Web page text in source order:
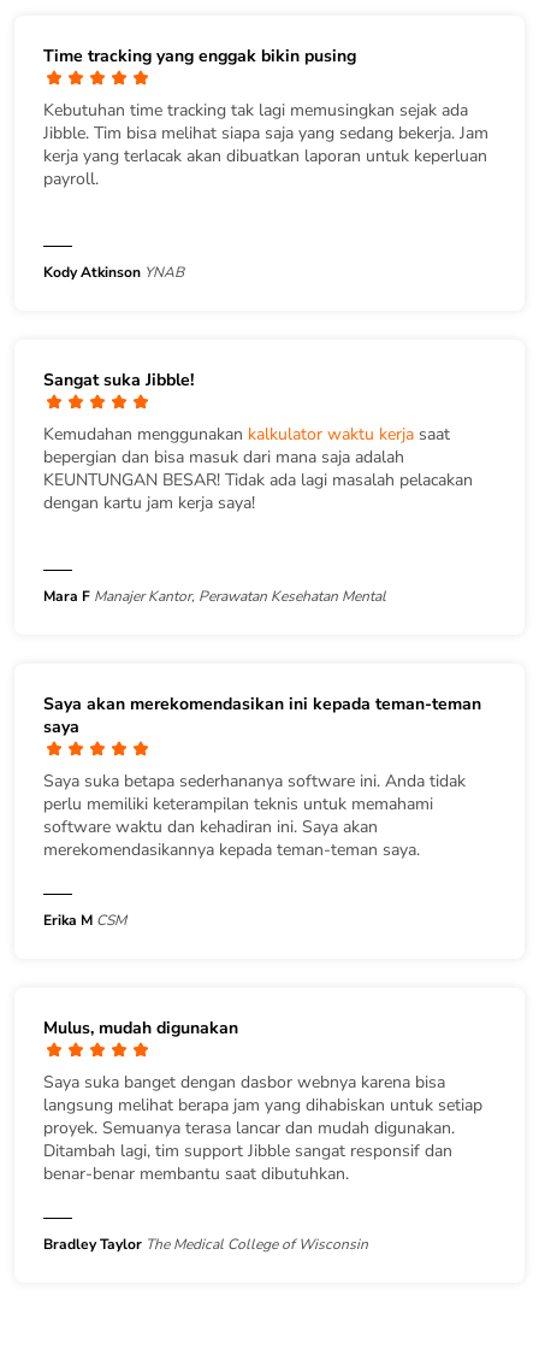
Time tracking yang enggak bikin pusing
Kebutuhan time tracking tak lagi memusingkan sejak ada
Jibble. Tim bisa melihat siapa saja yang sedang bekerja. Jam
kerja yang terlacak akan dibuatkan laporan untuk keperluan
payroll.
Kody Atkinson YNAB
Sangat suka Jibble!
Kemudahan menggunakan kalkulator waktu kerja saat
bepergian dan bisa masuk dari mana saja adalah
KEUNTUNGAN BESAR! Tidak ada lagi masalah pelacakan
dengan kartu jam kerja saya!
Mara F Manajer Kantor, Perawatan Kesehatan Mental
Saya akan merekomendasikan ini kepada teman-teman
saya
Saya suka betapa sederhananya software ini. Anda tidak
perlu memiliki keterampilan teknis untuk memahami
software waktu dan kehadiran ini. Saya akan
merekomendasikannya kepada teman-teman saya.
Erika M CSM
Mulus, mudah digunakan
Saya suka banget dengan dasbor webnya karena bisa
langsung melihat berapa jam yang dihabiskan untuk setiap
proyek. Semuanya terasa lancar dan mudah digunakan.
Ditambah lagi, tim support Jibble sangat responsif dan
benar-benar membantu saat dibutuhkan.
Bradley Taylor The Medical College of Wisconsin